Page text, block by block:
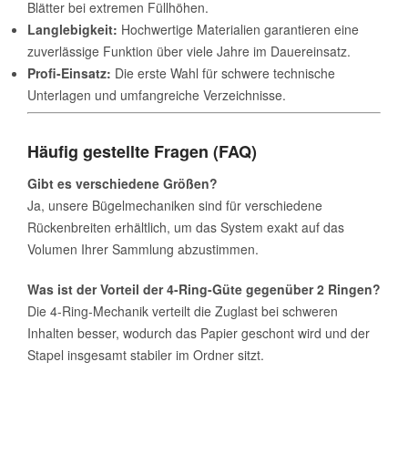
Blätter bei extremen Füllhöhen.
Langlebigkeit: Hochwertige Materialien garantieren eine
zuverlässige Funktion über viele Jahre im Dauereinsatz.
Profi-Einsatz: Die erste Wahl für schwere technische
Unterlagen und umfangreiche Verzeichnisse.
Häufig gestellte Fragen (FAQ)
Gibt es verschiedene Größen?
Ja, unsere Bügelmechaniken sind für verschiedene
Rückenbreiten erhältlich, um das System exakt auf das
Volumen Ihrer Sammlung abzustimmen.
Was ist der Vorteil der 4-Ring-Güte gegenüber 2 Ringen?
Die 4-Ring-Mechanik verteilt die Zuglast bei schweren
Inhalten besser, wodurch das Papier geschont wird und der
Stapel insgesamt stabiler im Ordner sitzt.